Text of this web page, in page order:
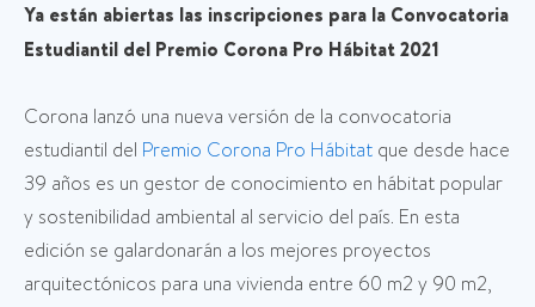
Ya están abiertas las inscripciones para la Convocatoria
Estudiantil del Premio Corona Pro Hábitat 2021
Corona lanzó una nueva versión de la convocatoria
estudiantil del Premio Corona Pro Hábitat que desde hace
39 años es un gestor de conocimiento en hábitat popular
y sostenibilidad ambiental al servicio del país. En esta
edición se galardonarán a los mejores proyectos
arquitectónicos para una vivienda entre 60 m2 y 90 m2,